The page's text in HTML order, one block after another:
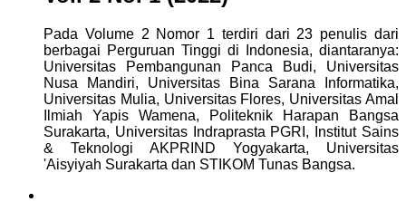
Pada Volume 2 Nomor 1 terdiri dari 23 penulis dari
berbagai Perguruan Tinggi di Indonesia, diantaranya:
Universitas Pembangunan Panca Budi, Universitas
Nusa Mandiri, Universitas Bina Sarana Informatika,
Universitas Mulia, Universitas Flores, Universitas Amal
Ilmiah Yapis Wamena, Politeknik Harapan Bangsa
Surakarta, Universitas Indraprasta PGRI, Institut Sains
& Teknologi AKPRIND Yogyakarta, Universitas
'Aisyiyah Surakarta dan STIKOM Tunas Bangsa.